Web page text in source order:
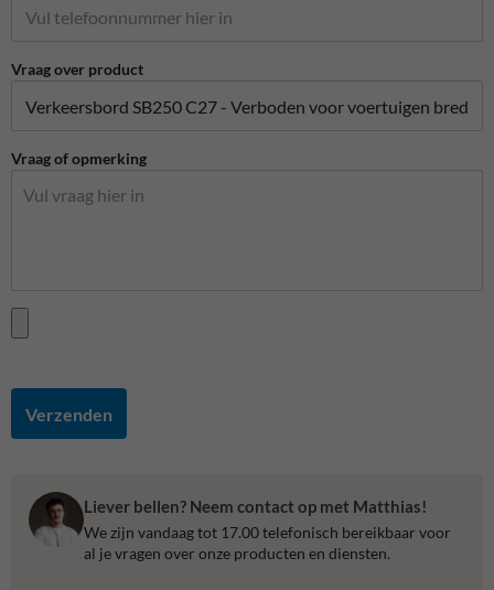
Vraag over product
Vraag of opmerking
Verzenden
Liever bellen? Neem contact op met Matthias!
We zijn vandaag tot 17.00 telefonisch bereikbaar voor
al je vragen over onze producten en diensten.